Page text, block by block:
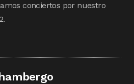
conciertos por nuestro